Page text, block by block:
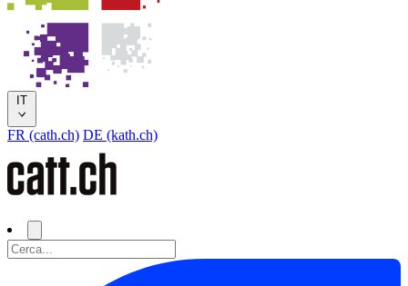
IT
FR (cath.ch) DE (kath.ch)